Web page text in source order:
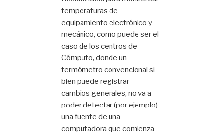
temperaturas de
equipamiento electrónico y
mecánico, como puede ser el
caso de los centros de
Cómputo, donde un
termómetro convencional si
bien puede registrar
cambios generales, no va a
poder detectar (por ejemplo)
una fuente de una
computadora que comienza